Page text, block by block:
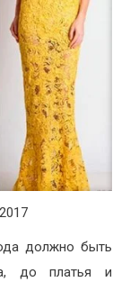
должно быть
до платья и